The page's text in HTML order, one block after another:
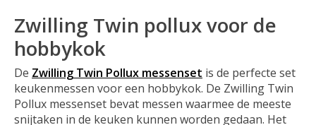
Zwilling Twin polluxvoor de
hobbykok
De Zwilling Twin Pollux messenset is de perfecte set
keukenmessen voor een hobbykok. De Zwilling Twin
Pollux messenset bevat messen waarmee de meeste
snijtaken in de keuken kunnen worden gedaan. Het